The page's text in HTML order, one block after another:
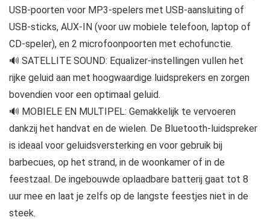
FM-
radio,
gitaren
en…
quantity
USB-poorten voor MP3-spelers met USB-aansluiting of
USB-sticks, AUX-IN (voor uw mobiele telefoon, laptop of
CD-speler), en 2 microfoonpoorten met echofunctie.
🔊 SATELLITE SOUND: Equalizer-instellingen vullen het
rijke geluid aan met hoogwaardige luidsprekers en zorgen
bovendien voor een optimaal geluid.
🔊 MOBIELE EN MULTIPEL: Gemakkelijk te vervoeren
dankzij het handvat en de wielen. De Bluetooth-luidspreker
is ideaal voor geluidsversterking en voor gebruik bij
barbecues, op het strand, in de woonkamer of in de
feestzaal. De ingebouwde oplaadbare batterij gaat tot 8
uur mee en laat je zelfs op de langste feestjes niet in de
steek.